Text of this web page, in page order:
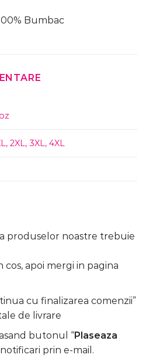
Bumbac
,2XL,3XL,4XL
produselor noastre trebuie
apoi mergi in pagina
cu finalizarea comenzii”
de livrare
butonul “Plaseaza
notificari prin e-mail.